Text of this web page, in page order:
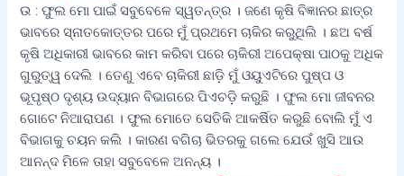
ଉ : ଫୁଲ ମୋ ପାଇଁ ସବୁବେଳେ ସ୍ୱତନ୍ତ୍ର । ଜଣେ କୃଷି ବିଜ୍ଞାନର ଛାତ୍ର
ଭାବରେ ସ୍ନାତକୋତ୍ତର ପରେ ମୁଁ ପ୍ରଥମେ ଚାକିର କରୁଥିଲି । ଛଅ ବର୍ଷ
କୃଷି ଅଧିକାରୀ ଭାବରେ କାମ କରିବା ପରେ ଚାକିରୀ ଅପେକ୍ଷା ପାଠକୁ ଅଧିକ
ଗୁରୁତ୍ୱ ଦେଲି । ତେଣୁ ଏବେ ଚାକିରୀ ଛାଡ଼ି ମୁଁ ଓୟୁଏଟିରେ ପୁଷ୍ପ ଓ
ଭୂପୃଷ୍ଠ ଦୃଶ୍ୟ ଉଦ୍ୟାନ ବିଭାଗରେ ପିଏଚଡ଼ି କରୁଛି । ଫୁଲ ମୋ ଜୀବନର
ଗୋଟେ ନିଆରାପଣ । ଫୁଲ ମୋତେ ସେତିକି ଆକର୍ଷିତ କରୁଛି ବୋଲି ମୁଁ ଏ
ବିଭାଗକୁ ଚୟନ କଲି । କାରଣ ବଗିଚା ଭିତରକୁ ଗଲେ ଯେଉଁ ଖୁସି ଆଉ
ଆନନ୍ଦ ମିଳେ ତାହା ସବୁବେଳେ ଅନନ୍ୟ ।